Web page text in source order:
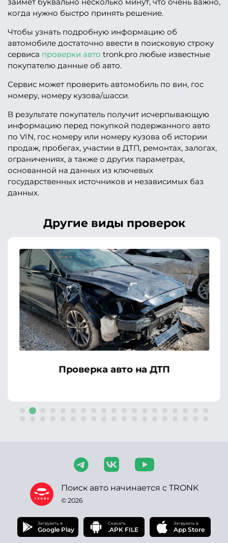
когда нужно быстро принять решение.
Чтобы узнать подробную информацию об
автомобиле достаточно ввести в поисковую строку
сервиса проверки авто tronk.pro любые известные
покупателю данные об авто.
Сервис может проверить автомобиль по вин, гос
номеру, номеру кузова/шасси.
В результате покупатель получит исчерпывающую
информацию перед покупкой подержанного авто
по VIN, гос номеру или номеру кузова об истории
продаж, пробегах, участии в ДТП, ремонтах, залогах,
ограничениях, а также о других параметрах,
основанной на данных из ключевых
государственных источников и независимых баз
данных.
Другие виды проверок
Проверка авто на ДТП
Поиск авто начинается с TRONK
© 2026
Загрузить в
Google Play
Скачать
.APK FILE
Загрузить в
App Store